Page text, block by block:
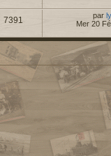
7391 par
Mer 20